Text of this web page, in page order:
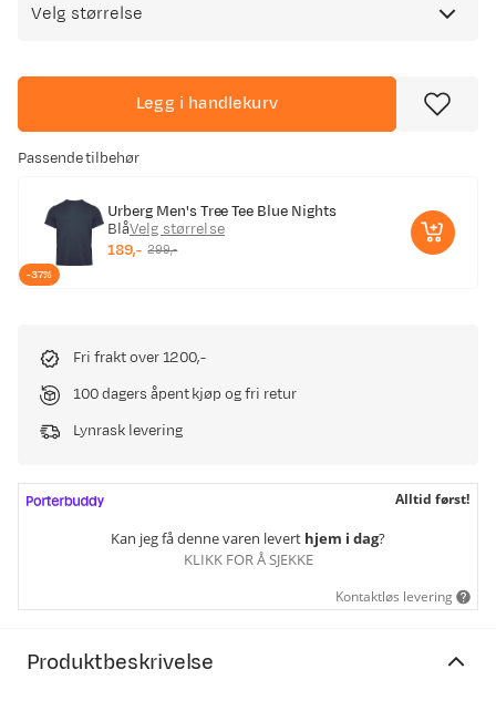
Velg størrelse
Legg i handlekurv
Passende tilbehør
Urberg Men's Tree Tee Blue Nights
BlåVelg størrelse
discounted
189,-
original
299,-
-37%
Fri frakt over 1200,-
100 dagers åpent kjøp og fri retur
Lynrask levering
Alltid først!
Kan jeg få denne varen levert hjem i dag?
KLIKK FOR Å SJEKKE
Kontaktløs levering
Produktbeskrivelse